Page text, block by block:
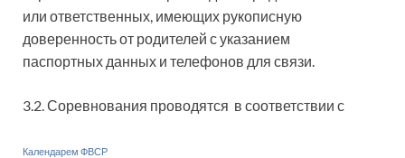
или ответственных, имеющих рукописную
доверенность от родителей с указанием
паспортных данных и телефонов для связи.
3.2. Соревнования проводятся в соответствии с
Календарем ФВСР